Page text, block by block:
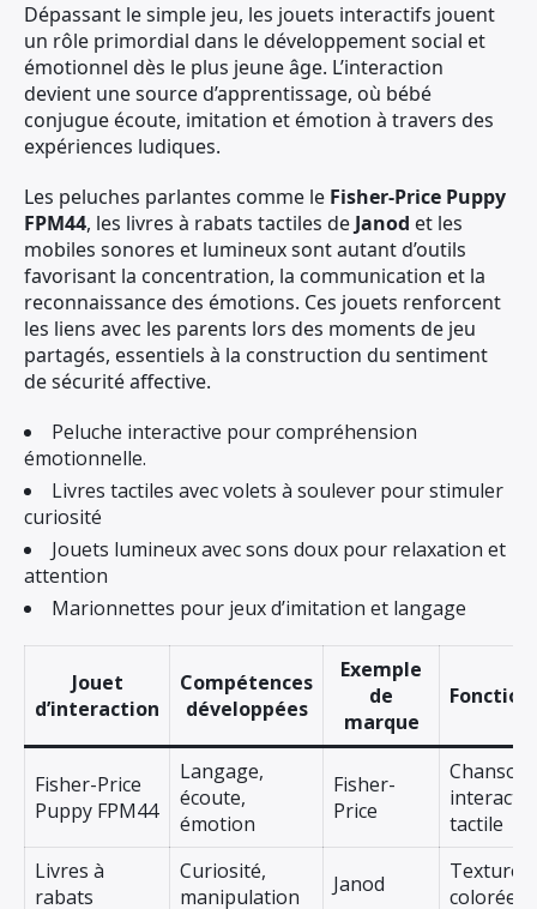
Dépassant le simple jeu, les jouets interactifs jouent
un rôle primordial dans le développement social et
émotionnel dès le plus jeune âge. L’interaction
devient une source d’apprentissage, où bébé
conjugue écoute, imitation et émotion à travers des
expériences ludiques.
Les peluches parlantes comme le Fisher-Price Puppy
FPM44, les livres à rabats tactiles de Janod et les
mobiles sonores et lumineux sont autant d’outils
favorisant la concentration, la communication et la
reconnaissance des émotions. Ces jouets renforcent
les liens avec les parents lors des moments de jeu
partagés, essentiels à la construction du sentiment
de sécurité affective.
Peluche interactive pour compréhension
émotionnelle.
Livres tactiles avec volets à soulever pour stimuler
curiosité
Jouets lumineux avec sons doux pour relaxation et
attention
Marionnettes pour jeux d’imitation et langage
Jouet
d’interaction
Compétences
développées
Exemple
de
marque
Fisher-Price
Puppy FPM44
Langage,
écoute,
émotion
Fisher-
Price
tactile
Livres à
rabats
Curiosité,
manipulation
Janod
Texturé,
colorées